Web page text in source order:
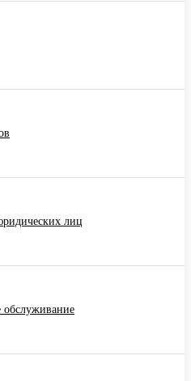
лиц
обслуживание